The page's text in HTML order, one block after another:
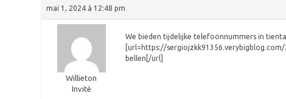
mai 1, 2024 à 12:48 pm
Willieton
Invité
We bieden tijdelijke telefoonnummers in
[url=https://
bellen[/url]